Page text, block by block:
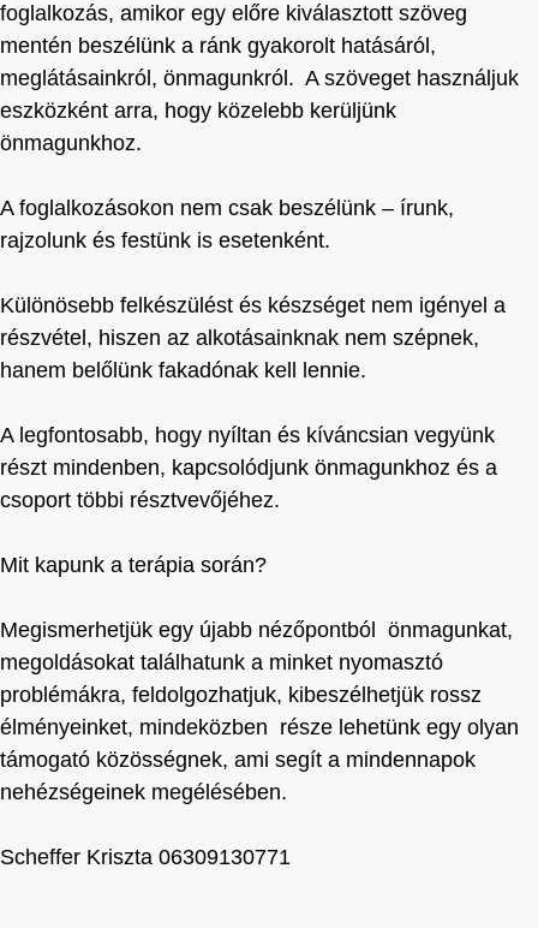
foglalkozás, amikor egy előre kiválasztott szöveg
mentén beszélünk a ránk gyakorolt hatásáról,
meglátásainkról, önmagunkról. A szöveget használjuk
eszközként arra, hogy közelebb kerüljünk
önmagunkhoz.
A foglalkozásokon nem csak beszélünk – írunk,
rajzolunk és festünk is esetenként.
Különösebb felkészülést és készséget nem igényel a
részvétel, hiszen az alkotásainknak nem szépnek,
hanem belőlünk fakadónak kell lennie.
A legfontosabb, hogy nyíltan és kíváncsian vegyünk
részt mindenben, kapcsolódjunk önmagunkhoz és a
csoport többi résztvevőjéhez.
Mit kapunk a terápia során?
Megismerhetjük egy újabb nézőpontból önmagunkat,
megoldásokat találhatunk a minket nyomasztó
problémákra, feldolgozhatjuk, kibeszélhetjük rossz
élményeinket, mindeközben része lehetünk egy olyan
támogató közösségnek, ami segít a mindennapok
nehézségeinek megélésében.
Scheffer Kriszta 06309130771